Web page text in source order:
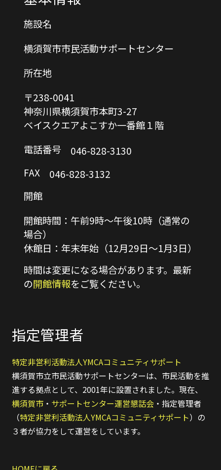
施設名
横須賀市市民活動サポートセンター
所在地
〒238-0041
神奈川県横須賀市本町3-27
ベイスクエアよこすか一番館１階
電話番号
046-828-3130
FAX
046-828-3132
開館
開館時間：午前9時〜午後10時（通常の
場合）
休館日：年末年始（12月29日〜1月3日）
時間は変更になる場合があります。最新
の開館情報をご覧ください。
指定管理者
特定非営利活動法人YMCAコミュニティサポート
横須賀市立市民活動サポートセンターは、市民活動を推
進する拠点として、2001年に設置されました。現在、
横須賀市 ・ サポートセンター運営懇話会 ・指定管理者
（特定非営利活動法人YMCAコミュニティサポート）の
３者が協力をして運営をしています。